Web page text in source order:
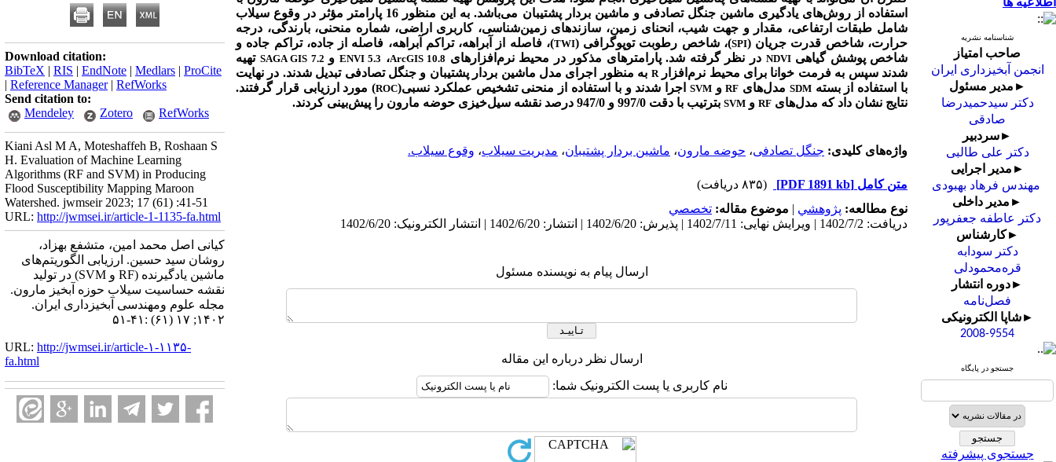
شناسنامه نشریه
صاحب امتیاز
انجمن آبخیزداری ایران
►مدیر مسئول
دکتر سیدحمیدرضا
صادقی
►سردبیر
دکتر علی طالبی
►مدیر اجرایی
مهندس فرهاد بهبودی
►مدیر داخلی
دکتر عاطفه جعفرپور
►کارشناس
دکتر سودابه
قره‌محمودلی
►دوره انتشار
فصل‌نامه
►شاپا الکترونیکی
2008-9554
جستجو در پایگاه
جستجوی پیشرفته
استفاده از روش‌های یادگیری ماشین جنگل تصادفی و ماشین بردار پشتیبان می‌باشد. به این منظور 16 پارامتر مؤثر در وقوع سیلاب
شامل طبقات ارتفاعی، مقدار و جهت شیب، انحنای زمین، سازندهای زمین‌شناسی، کاربری اراضی، شماره منحنی، بارندگی، درجه
حرارت، شاخص قدرت جریان (SPI)، شاخص رطوبت توپوگرافی (TWI)، فاصله از آبراهه، تراکم آبراهه، فاصله از جاده، تراکم جاده و
شاخص پوشش گیاهیNDVI در نظر گرفته شد. پارامترهای مذکور در محیط نرم‌افزارهای ArcGIS 10.8، ENVI 5.3 و SAGA GIS 7.2 تهیه
شدند سپس به فرمت خوانا برای محیط نرم‌افزارR به منظور اجرای مدل ماشین بردار پشتیبان و جنگل تصادفی تبدیل شدند. در نهایت
با استفاده از بستهSDM مدل‌های RFوSVM اجرا شدند و با استفاده از منحنی تشخیص عملکرد نسبی(ROC) مورد ارزیابی قرار گرفتند.
نتایج نشان داد که مدل‌های RF و SVM بترتیب با دقت 997/0 و 947/0 درصد نقشه سیل‌خیزی حوضه مارون را پیش‌بینی کردند.
واژه‌های کلیدی: جنگل تصادفی، حوضه مارون، ماشین بردار پشتیبان، مدیریت سیلاب، وقوع سیلاب.
متن کامل [PDF 1891 kb]
(۸۳۵ دریافت)
نوع مطالعه: پژوهشي | موضوع مقاله: تخصصي
دریافت: 1402/7/2 | ویرایش نهایی: 1402/7/11 | پذیرش: 1402/6/20 | انتشار: 1402/6/20 | انتشار الکترونیک: 1402/6/20
ارسال پیام به نویسنده مسئول
ارسال نظر درباره این مقاله
نام کاربری یا پست الکترونیک شما:
Download citation:
BibTeX | RIS | EndNote | Medlars | ProCite
| Reference Manager| RefWorks
Send citation to:
Mendeley
Zotero RefWorks
Kiani Asl M A, Moteshaffeh B, Roshaan S
H. Evaluation of Machine Learning
Algorithms (RF and SVM) in Producing
Flood Susceptibility Mapping Maroon
Watershed. jwmseir 2023; 17 (61) :41-51
URL: http://jwmsei.ir/article-1-1135-fa.html
کیانی اصل محمد امین، متشفع بهزاد،
روشان سید حسین. ارزیابی الگوریتم‌های
ماشین یادگیرنده (RF و SVM) در تولید
نقشه حساسیت سیلاب حوزه آبخیز مارون.
مجله علوم ومهندسی آبخیزداری ایران.
۱۴۰۲; ۱۷ (۶۱) :۴۱-۵۱
URL: http://jwmsei.ir/article-۱-۱۱۳۵-
fa.html